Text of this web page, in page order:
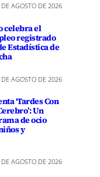
DE AGOSTO DE 2026
celebra el
registrado
Estadística de
DE AGOSTO DE 2026
‘Tardes Con
Un
de ocio
y
AGOSTO DE 2026